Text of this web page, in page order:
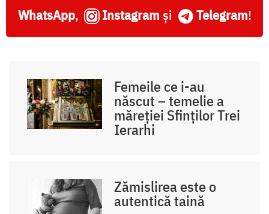
WhatsApp, Instagram și Telegram!
Femeile ce i-au
născut – temelie a
măreției Sfinților Trei
Ierarhi
Zămislirea este o
autentică taină